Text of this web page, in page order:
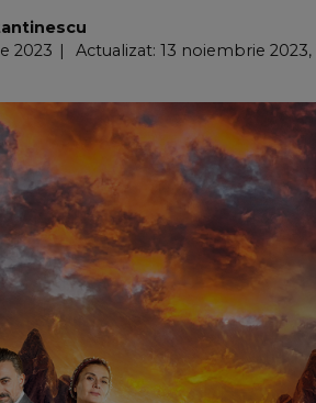
2023
Actualizat: 13 noiembrie 2023,